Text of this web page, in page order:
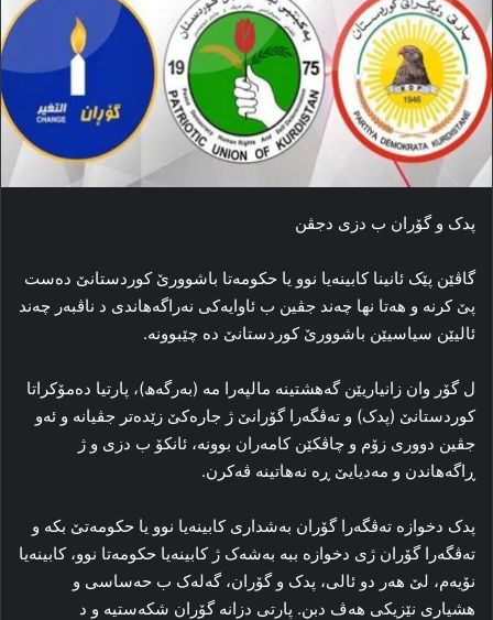
پدک و گۆران ب دزی دجڤن
گاڤێن پێک ئانینا کابینه‌یا نوو یا حکومه‌تا باشوورێ کوردستانێ ده‌ست
پێ کرنه‌ و هه‌تا نها چه‌ند جڤین ب ئاوایه‌کی نه‌راگه‌هاندی د ناڤبه‌ر چه‌ند
ئالیێن سیاسیێن باشوورێ کوردستانێ ده‌ چێبوونه‌.
ل گۆر وان زانیاریێن گه‌هشتینه‌ مالپه‌را مه‌ (به‌رگه‌ھ)، پارتیا ده‌مۆکراتا
کوردستانێ (پدک) و ته‌ڤگه‌را گۆرانێ ژ جاره‌کێ زێده‌تر جڤیانه‌ و ئه‌و
جڤین دووری زۆم و چاڤکێن کامه‌ران بوونه‌، ئانکۆ ب دزی و ژ
ڕاگه‌هاندن و مه‌دیایێ ڕه‌ نه‌هاتینه‌ ڤه‌کرن.
پدک دخوازه‌ ته‌ڤگه‌را گۆران به‌شداری کابینه‌یا نوو یا حکومه‌تێ بکه‌ و
ته‌ڤگه‌را گۆران ژی دخوازه‌ ببه‌ به‌شه‌ک ژ کابینه‌یا حکومەتا نوو، کابینه‌یا
نۆیه‌م، لێ هه‌ر دو ئالی، پدک و گۆران، گه‌له‌ک ب حه‌ساسی و
هشیاری نێزیکی هه‌ڤ دبن. پارتی دزانه‌ گۆران شکه‌ستیه‌ و د